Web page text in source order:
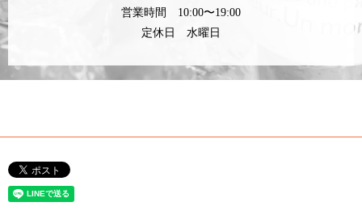
営業時間 10:00〜19:00
定休日 水曜日